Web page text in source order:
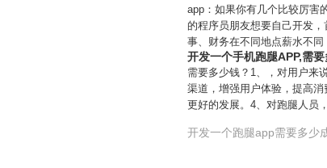
app：如果你有几个比较厉害
的程序员朋友想要自己开发
事、财务在不同地点薪水不
开发一个手机跑腿APP,需要
需要多少钱？1、，对用户来
渠道，增强用户体验，提高
更好的发展。4、对跑腿人员
开发一个跑腿app需要多少